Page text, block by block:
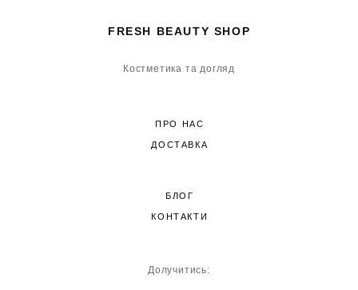
FRESH BEAUTY SHOP
Костметика та догляд
ПРО НАС
ДОСТАВКА
БЛОГ
КОНТАКТИ
Долучитись: